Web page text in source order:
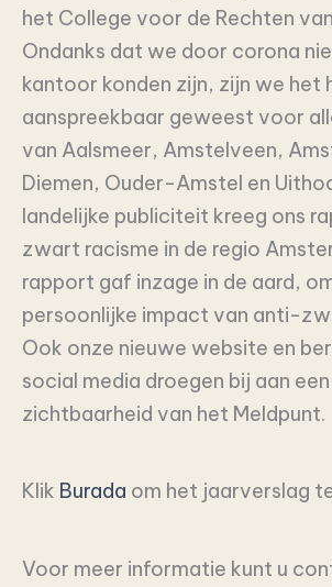
het College voor de Rechten
Ondanks dat we door corona
kantoor konden zijn, zijn we het
aanspreekbaar geweest voor
van Aalsmeer, Amstelveen,
Diemen, Ouder-Amstel en
landelijke publiciteit kreeg ons
zwart racisme in de regio
rapport gaf inzage in de aard,
persoonlijke impact van anti-
Ook onze nieuwe website en
social media droegen bij aan
zichtbaarheid van het Meldpunt.
Klik Burada om het jaarverslag
Voor meer informatie kunt u